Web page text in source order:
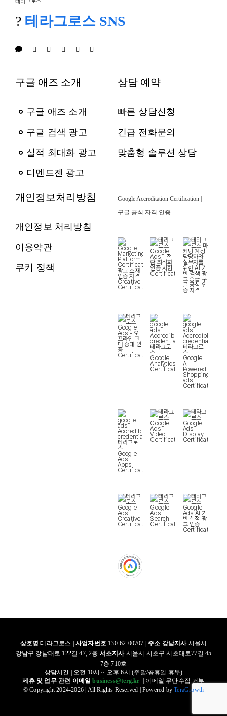
? 테라그로스 SNS
구글 애즈 소개
구글 애즈 소개
구글 검색 광고
실적 최대화 광고
디멘드젠 광고
상담 예약
빠른 상담신청
긴급 전화문의
맞춤형 솔루션 상담
개인정보처리방침
개인정보 처리방침
이용약관
쿠키 정책
Google Accreditation Certification |
구글 공식 자격 인증
상호명 테라그로스 | 사업자번호130-62-00707 | 주소 강남지사서울시
강남구 강남대로 122길 47, 2층 서초지사서울시 서초구 서초대로77길 45
7층 710호
상담시간 | 오전 10시 ~ 오후 6시 (주말/공휴일 휴무)
제휴 및 업무 관련 이메일business@terg.kr | 이메일 무단수집 거부
© Copyright 2024-2026 | All Rights Reserved | Powered byTeraGrowth